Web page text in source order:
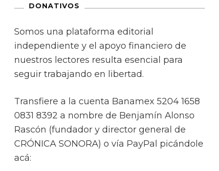
DONATIVOS
Somos una plataforma editorial
independiente y el apoyo financiero de
nuestros lectores resulta esencial para
seguir trabajando en libertad.
Transfiere a la cuenta Banamex 5204 1658
0831 8392 a nombre de Benjamín Alonso
Rascón (fundador y director general de
CRÓNICA SONORA) o vía PayPal picándole
acá: